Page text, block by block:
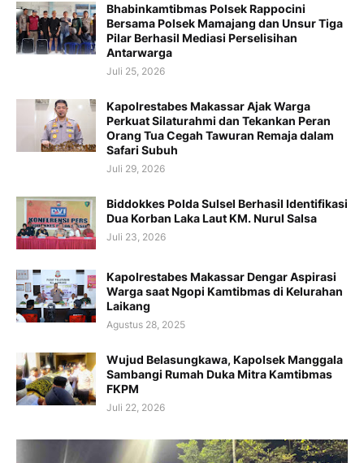
Bhabinkamtibmas Polsek Rappocini
Bersama Polsek Mamajang dan Unsur Tiga
Pilar Berhasil Mediasi Perselisihan
Antarwarga
Juli 25, 2026
Kapolrestabes Makassar Ajak Warga
Perkuat Silaturahmi dan Tekankan Peran
Orang Tua Cegah Tawuran Remaja dalam
Safari Subuh
Juli 29, 2026
Biddokkes Polda Sulsel Berhasil Identifikasi
Dua Korban Laka Laut KM. Nurul Salsa
Juli 23, 2026
Kapolrestabes Makassar Dengar Aspirasi
Warga saat Ngopi Kamtibmas di Kelurahan
Laikang
Agustus 28, 2025
Wujud Belasungkawa, Kapolsek Manggala
Sambangi Rumah Duka Mitra Kamtibmas
FKPM
Juli 22, 2026